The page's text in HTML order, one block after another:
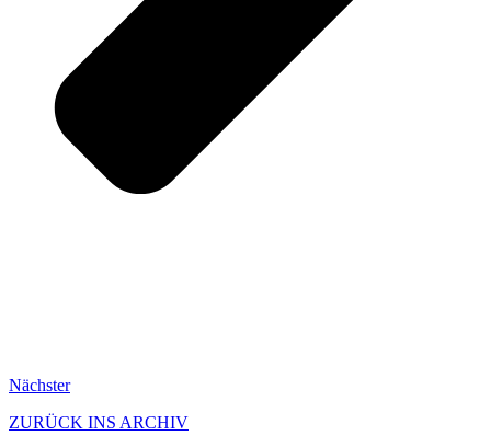
Nächster
ZURÜCK INS ARCHIV